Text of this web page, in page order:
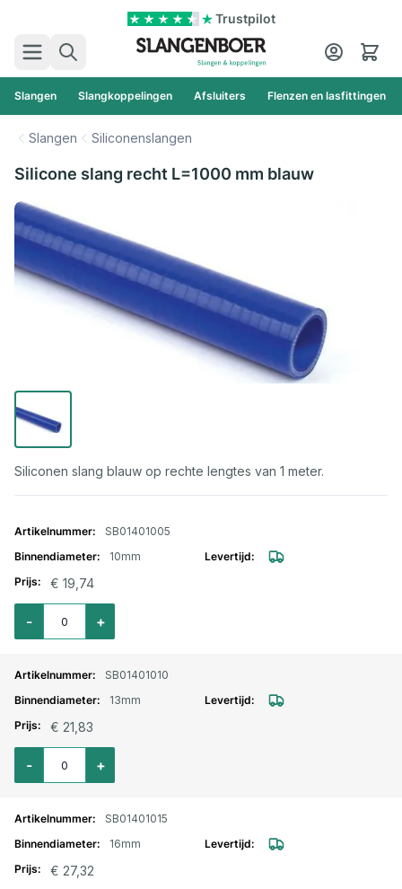
Trustpilot
Zoek
Cart
Slangen Slangkoppelingen Afsluiters Flenzen en lasfittingen
Slangen Siliconenslangen
Silicone slang recht L=1000 mm blauw
Siliconen slang blauw op rechte lengtes van 1 meter.
SB01401005
10mm
€ 19,74
Aantal voor Silicone slang recht L=1000mm. blauw 10mm inw.
+
-
SB01401010
13mm
€ 21,83
Aantal voor Silicone slang recht L=1000mm. blauw 13mm inw.
+
-
SB01401015
16mm
€ 27,32